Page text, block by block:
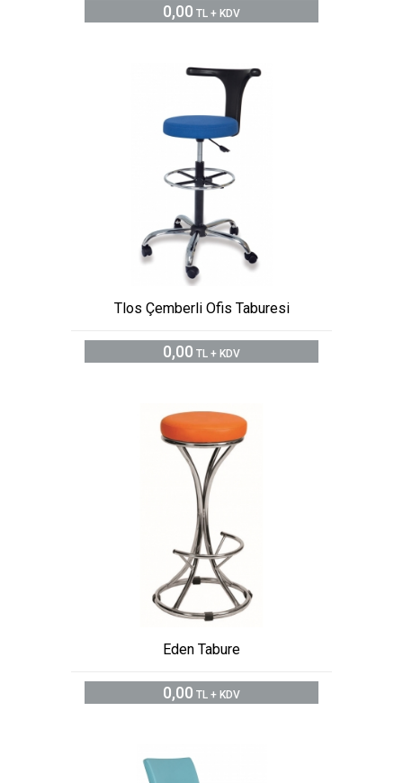
0,00 TL + KDV
Tlos Çemberli Ofis Taburesi
0,00 TL + KDV
Eden Tabure
0,00 TL + KDV